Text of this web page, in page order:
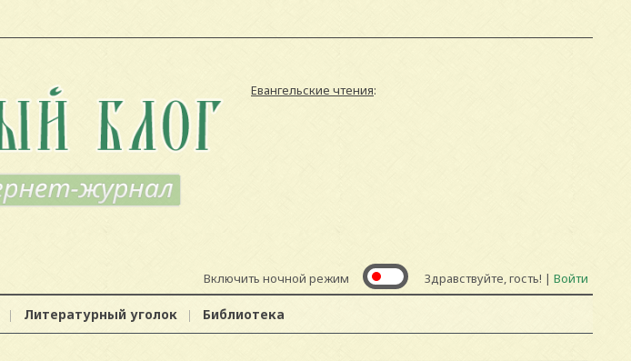
Евангельские чтения:
Включить ночной режим Здравствуйте, гость! | Войти
Литературный уголок Библиотека